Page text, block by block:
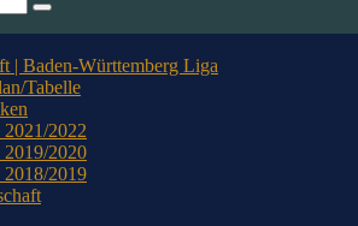
| Baden-Württemberg Liga
Tabelle
2021/2022
2019/2020
2018/2019